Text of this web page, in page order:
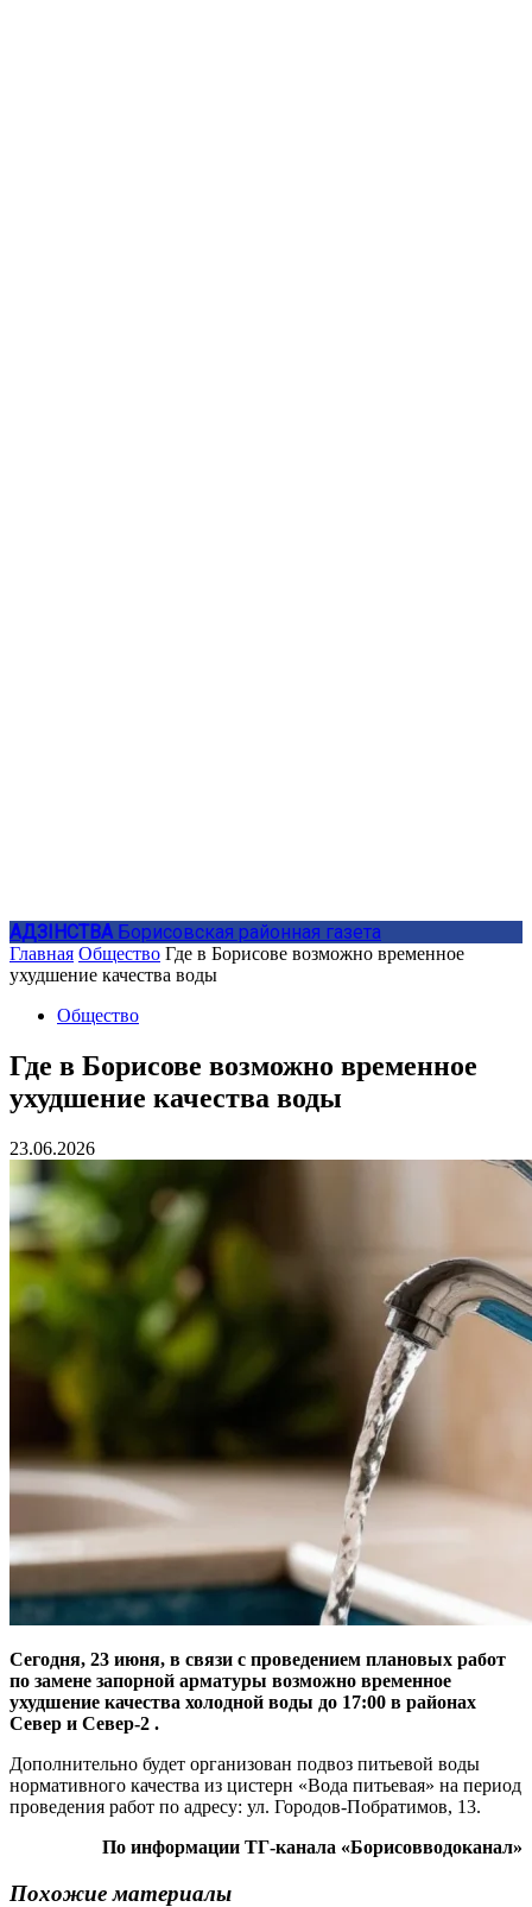
АДЗIНСТВА Борисовская районная газета
Главная Общество Где в Борисове возможно временное
ухудшение качества воды
Общество
Где в Борисове возможно временное
ухудшение качества воды
23.06.2026
Сегодня, 23 июня, в связи с проведением плановых работ
по замене запорной арматуры возможно временное
ухудшение качества холодной воды до 17:00 в районах
Север и Север-2 .
Дополнительно будет организован подвоз питьевой воды
нормативного качества из цистерн «Вода питьевая» на период
проведения работ по адресу: ул. Городов-Побратимов, 13.
По информации ТГ-канала «Борисовводоканал»
Похожие материалы